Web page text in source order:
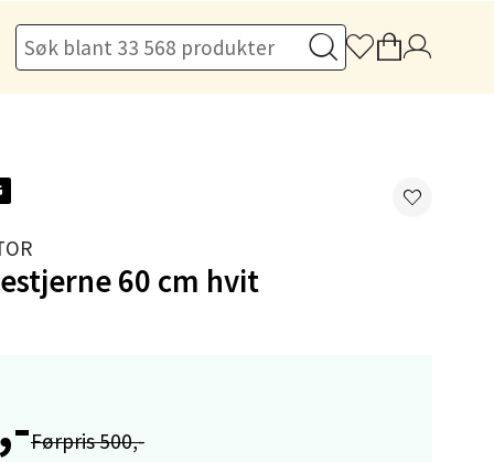
60 cm hvit
Førpris 500,-